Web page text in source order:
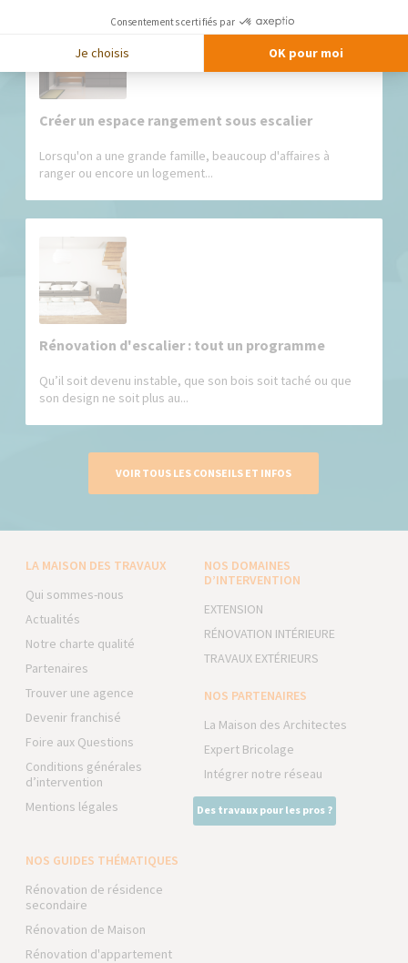
Créer un espace rangement sous escalier
Lorsqu'on a une grande famille, beaucoup d'affaires à
ranger ou encore un logement...
Rénovation d'escalier : tout un programme
Qu’il soit devenu instable, que son bois soit taché ou que
son design ne soit plus au...
VOIR TOUS LES CONSEILS ET INFOS
LA MAISON DES TRAVAUX
Qui sommes-nous
Actualités
Notre charte qualité
Partenaires
Trouver une agence
Devenir franchisé
Foire aux Questions
Conditions générales
d’intervention
Mentions légales
NOS DOMAINES
D’INTERVENTION
EXTENSION
RÉNOVATION INTÉRIEURE
TRAVAUX EXTÉRIEURS
NOS PARTENAIRES
La Maison des Architectes
Expert Bricolage
Intégrer notre réseau
Des travaux pour les pros ?
NOS GUIDES THÉMATIQUES
Rénovation de résidence
secondaire
Rénovation de Maison
Rénovation d'appartement
Consentements certifiés par
Je choisis OK pour moi